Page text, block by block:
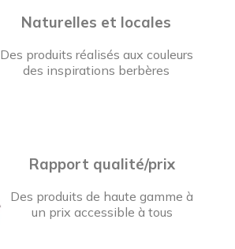
Naturelles et locales
Des produits réalisés aux couleurs
des inspirations berbères
Rapport qualité/prix
Des produits de haute gamme à
un prix accessible à tous